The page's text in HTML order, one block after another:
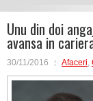
Unu din doi
avansa in
30/11/2016 Afaceri,